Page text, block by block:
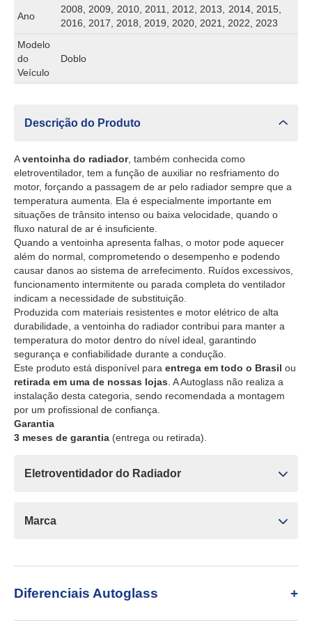
Ano
2008, 2009, 2010, 2011, 2012, 2013, 2014, 2015,
2016, 2017, 2018, 2019, 2020, 2021, 2022, 2023
Modelo
do
Veículo
Doblo
Descrição do Produto
Aventoinha do radiador, também conhecida como
eletroventilador, tem a função de auxiliar no resfriamento do
motor, forçando a passagem de ar pelo radiador sempre que a
temperatura aumenta. Ela é especialmente importante em
situações de trânsito intenso ou baixa velocidade, quando o
fluxo natural de ar é insuficiente.
Quando a ventoinha apresenta falhas, o motor pode aquecer
além do normal, comprometendo o desempenho e podendo
causar danos ao sistema de arrefecimento. Ruídos excessivos,
funcionamento intermitente ou parada completa do ventilador
indicam a necessidade de substituição.
Produzida com materiais resistentes e motor elétrico de alta
durabilidade, a ventoinha do radiador contribui para manter a
temperatura do motor dentro do nível ideal, garantindo
segurança e confiabilidade durante a condução.
Este produto está disponível para entrega em todo o Brasil ou
retirada em uma de nossas lojas . A Autoglass não realiza a
instalação desta categoria, sendo recomendada a montagem
por um profissional de confiança.
Garantia
3 meses de garantia (entrega ou retirada).
Eletroventidador do Radiador
Marca
Diferenciais Autoglass